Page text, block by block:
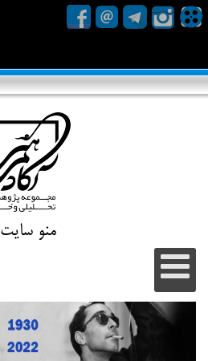
منو سایت